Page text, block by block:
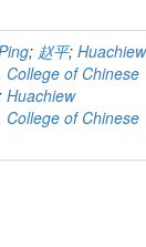
; 赵平;Huachiew
College of Chinese
Huachiew
College of Chinese